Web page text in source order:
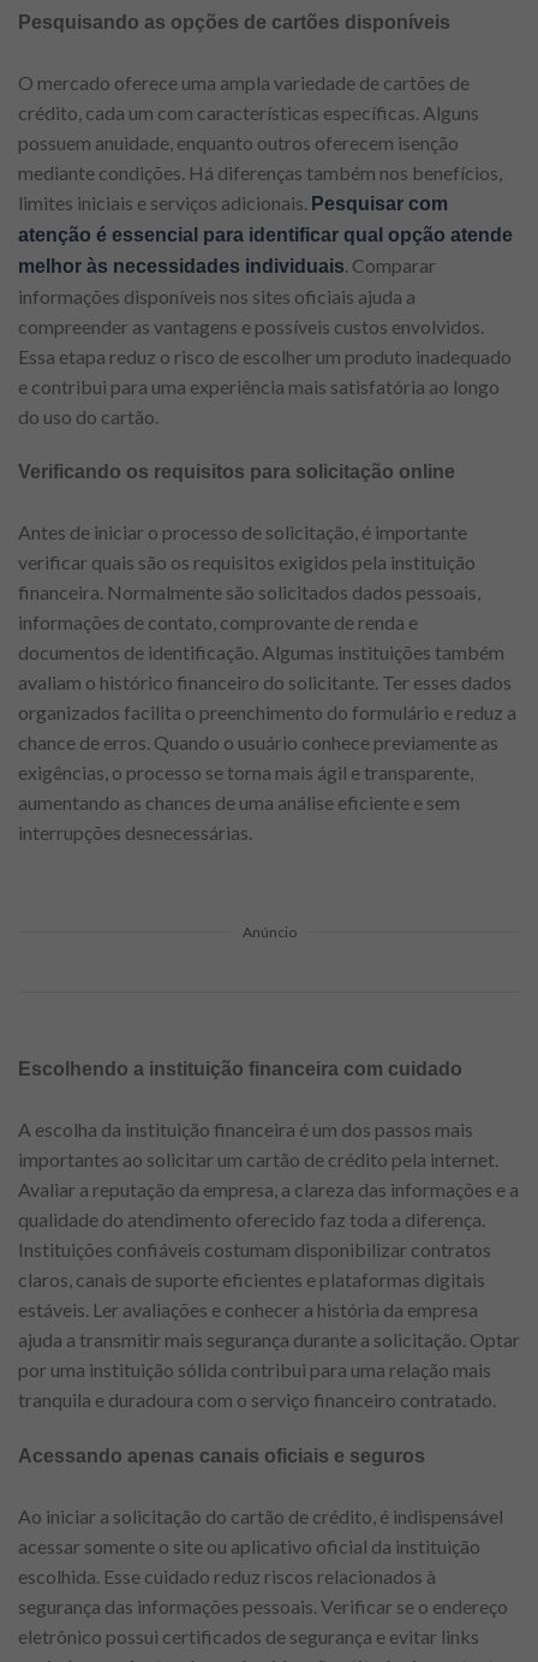
Pesquisando as opções de cartões disponíveis
O mercado oferece uma ampla variedade de cartões de
crédito, cada um com características específicas. Alguns
possuem anuidade, enquanto outros oferecem isenção
mediante condições. Há diferenças também nos benefícios,
limites iniciais e serviços adicionais. Pesquisar com
atenção é essencial para identificar qual opção atende
melhor às necessidades individuais . Comparar
informações disponíveis nos sites oficiais ajuda a
compreender as vantagens e possíveis custos envolvidos.
Essa etapa reduz o risco de escolher um produto inadequado
e contribui para uma experiência mais satisfatória ao longo
do uso do cartão.
Verificando os requisitos para solicitação online
Antes de iniciar o processo de solicitação, é importante
verificar quais são os requisitos exigidos pela instituição
financeira. Normalmente são solicitados dados pessoais,
informações de contato, comprovante de renda e
documentos de identificação. Algumas instituições também
avaliam o histórico financeiro do solicitante. Ter esses dados
organizados facilita o preenchimento do formulário e reduz a
chance de erros. Quando o usuário conhece previamente as
exigências, o processo se torna mais ágil e transparente,
aumentando as chances de uma análise eficiente e sem
interrupções desnecessárias.
Anúncio
Escolhendo a instituição financeira com cuidado
A escolha da instituição financeira é um dos passos mais
importantes ao solicitar um cartão de crédito pela internet.
Avaliar a reputação da empresa, a clareza das informações e a
qualidade do atendimento oferecido faz toda a diferença.
Instituições confiáveis costumam disponibilizar contratos
claros, canais de suporte eficientes e plataformas digitais
estáveis. Ler avaliações e conhecer a história da empresa
ajuda a transmitir mais segurança durante a solicitação. Optar
por uma instituição sólida contribui para uma relação mais
tranquila e duradoura com o serviço financeiro contratado.
Acessando apenas canais oficiais e seguros
Ao iniciar a solicitação do cartão de crédito, é indispensável
acessar somente o site ou aplicativo oficial da instituição
escolhida. Esse cuidado reduz riscos relacionados à
segurança das informações pessoais. Verificar se o endereço
eletrônico possui certificados de segurança e evitar links